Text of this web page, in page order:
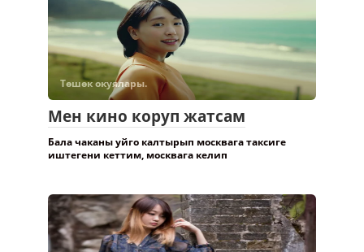
Төшөк окуялары.
Мен кино коруп жатсам
Бала чаканы уйго калтырып москвага таксиге
иштегени кеттим, москвага келип